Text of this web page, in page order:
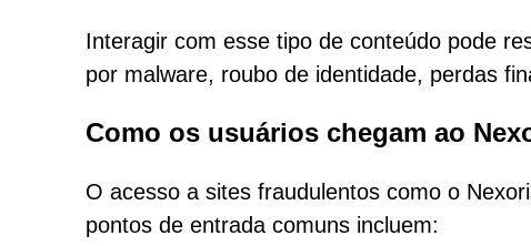
Interagir com esse tipo de conteúdo pode
por malware, roubo de identidade, perdas
Como os usuários chegam ao
O acesso a sites fraudulentos como o
pontos de entrada comuns incluem: